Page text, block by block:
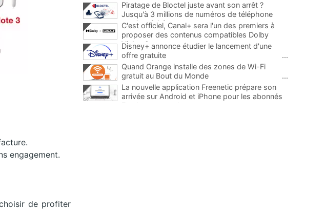
engagement.
de profiter
Piratage de Bloctel juste avant son arrêt ?
Jusqu'à 3 millions de numéros de téléphone
auraient fuité
C'est officiel, Canal+ sera l'un des premiers à
proposer des contenus compatibles Dolby
Vision 2
Disney+ annonce étudier le lancement d'une
offre gratuite
...
Quand Orange installe des zones de Wi-Fi
gratuit au Bout du Monde
...
La nouvelle application Freenetic prépare son
arrivée sur Android et iPhone pour les abonnés
Freebox, testez la